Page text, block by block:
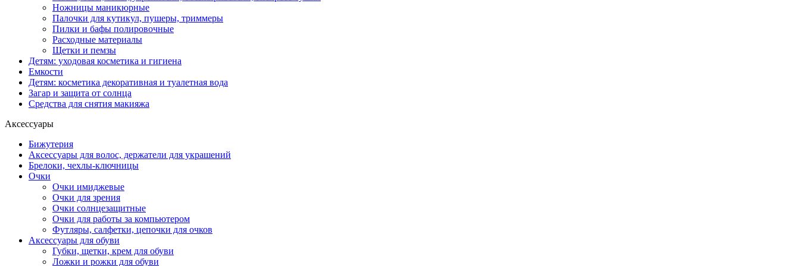
Ножницы маникюрные
Палочки для кутикул, пушеры, триммеры
Пилки и бафы полировочные
Расходные материалы
Щетки и пемзы
Детям: уходовая косметика и гигиена
Емкости
Детям: косметика декоративная и туалетная вода
Загар и защита от солнца
Средства для снятия макияжа
Аксессуары
Бижутерия
Аксессуары для волос, держатели для украшений
Брелоки, чехлы-ключницы
Очки
Очки имиджевые
Очки для зрения
Очки солнцезащитные
Очки для работы за компьютером
Футляры, салфетки, цепочки для очков
Аксессуары для обуви
Губки, щетки, крем для обуви
Ложки и рожки для обуви